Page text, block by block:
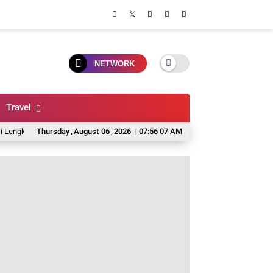
NETWORK
Travel
Thursday,August 06,2026 | 07:56 08 AM
Bersaing, Dan Pelayanan Terbaik 5 Pilihan Rice Bowl Di Malang